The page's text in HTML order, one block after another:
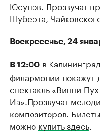
Юсупов. Прозвучат
Шуберта,
Воскресенье, 24
В 12:00 в
филармонии покажут
спектакль «Винни-
Иа».Прозвучат
композиторов.
можно купить здесь